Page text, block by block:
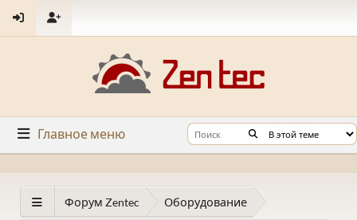
Главное меню
Форум Zentec Оборудование